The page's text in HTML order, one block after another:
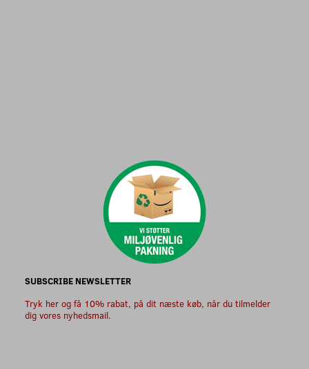
SUBSCRIBE NEWSLETTER
Tryk her og få 10% rabat, på dit næste køb, når du tilmelder
dig vores nyhedsmail.